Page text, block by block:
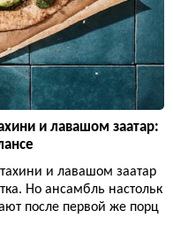
и лавашом заатар:
и лавашом заатар
Но ансамбль настольк
после первой же порц